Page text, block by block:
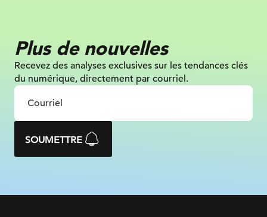
Plus de nouvelles
Recevez des analyses exclusives sur les tendances clés
du numérique, directement par courriel.
SOUMETTRE